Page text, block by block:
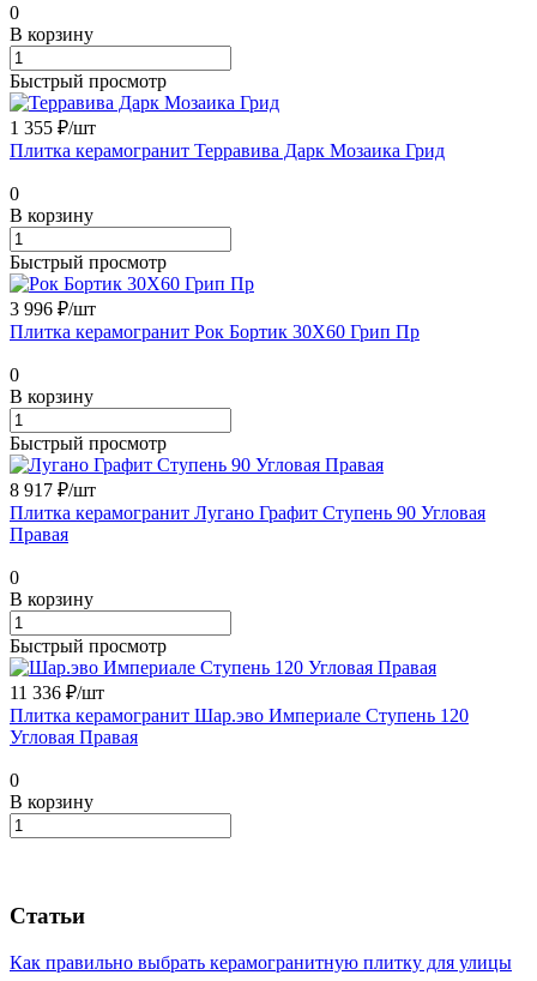
0
В корзину
Быстрый просмотр
1 355 ₽/шт
Плитка керамогранит Терравива Дарк Мозаика Грид
0
В корзину
Быстрый просмотр
3 996 ₽/шт
Плитка керамогранит Рок Бортик 30X60 Грип Пр
0
В корзину
Быстрый просмотр
8 917 ₽/шт
Плитка керамогранит Лугано Графит Ступень 90 Угловая
Правая
0
В корзину
Быстрый просмотр
11 336 ₽/шт
Плитка керамогранит Шар.эво Империале Ступень 120
Угловая Правая
0
В корзину
Статьи
Как правильно выбрать керамогранитную плитку для улицы